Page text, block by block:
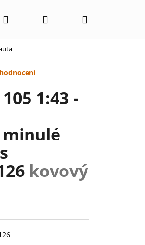
Hledat PřihlášeníNákupní
1:43 -
kovový
-